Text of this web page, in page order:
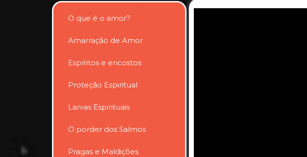
O que é o amor?
Amarração de Amor
Espíritos e encostos
Proteção Espiritual
Larvas Espirituais
O porder dos Salmos
Pragas e Maldições